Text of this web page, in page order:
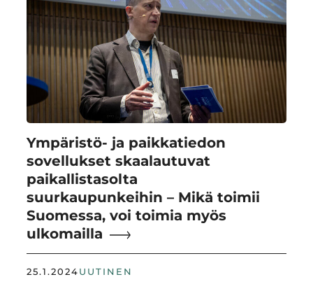
Ympäristö- ja paikkatiedon
sovellukset skaalautuvat
paikallistasolta
suurkaupunkeihin – Mikä toimii
Suomessa, voi toimia myös
ulkomailla
25.1.2024UUTINEN